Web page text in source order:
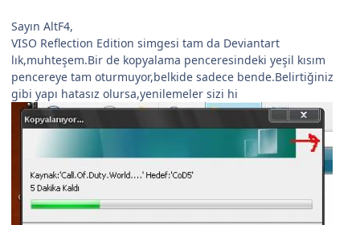
Sayın AltF4,
VISO Reflection Edition simgesi tam da Deviantart
lık,muhteşem.Bir de kopyalama penceresindeki yeşil kısım
pencereye tam oturmuyor,belkide sadece bende.Belirtiğiniz
gibi yapı hatasız olursa,yenilemeler sizi hi